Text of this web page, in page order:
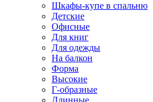
Шкафы-купе в спальню
Детские
Офисные
Для книг
Для одежды
На балкон
Форма
Высокие
Г-образные
Длинные